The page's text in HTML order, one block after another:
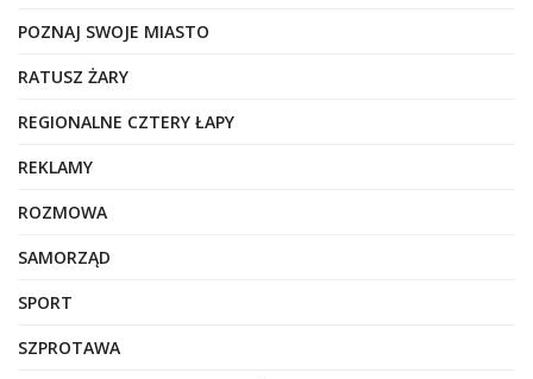
POZNAJ SWOJE MIASTO
RATUSZ ŻARY
REGIONALNE CZTERY ŁAPY
REKLAMY
ROZMOWA
SAMORZĄD
SPORT
SZPROTAWA